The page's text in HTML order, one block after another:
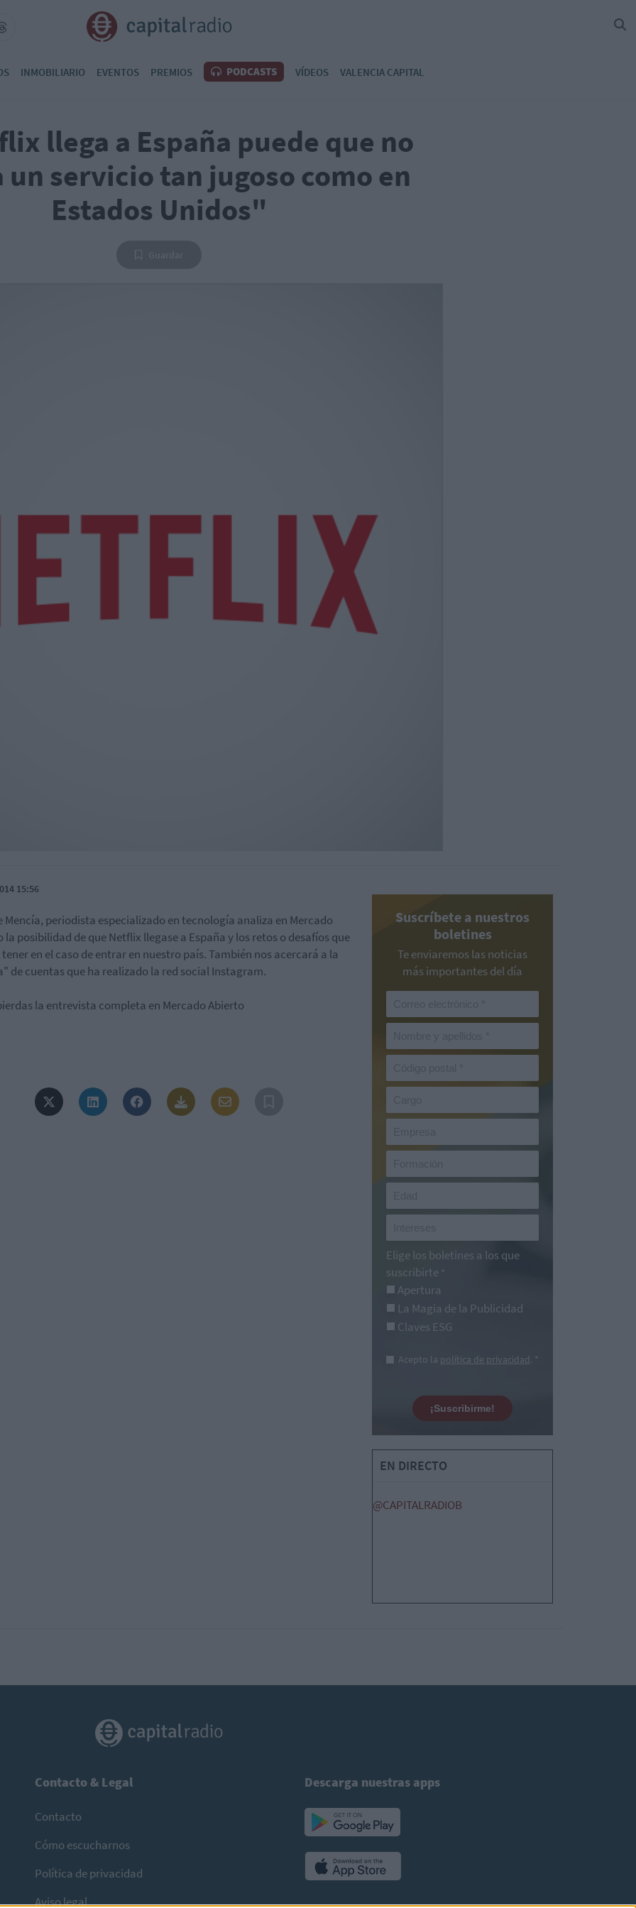
INMOBILIARIO EVENTOS PREMIOS PODCASTS VÍDEOS VALENCIA CAPITAL
llega a España puede que no
un servicio tan jugoso como en
Estados Unidos"
15:56
Mencía, periodista especializado en tecnología analiza en Mercado
la posibilidad de que Netflix llegase a España y los retos o desafíos que
en el caso de entrar en nuestro país. También nos acercará a la
de cuentas que ha realizado la red social Instagram.
la entrevista completa en Mercado Abierto
Suscríbete a nuestros
boletines
Te enviaremos las noticias
más importantes del día
Elige los boletines a los que
suscribirte *
Apertura
La Magia de la Publicidad
Claves ESG
Acepto la política de privacidad. *
¡Suscribirme!
EN DIRECTO
@CAPITALRADIOB
Contacto & Legal
Contacto
Cómo escucharnos
Política de privacidad
Aviso legal
Descarga nuestras apps